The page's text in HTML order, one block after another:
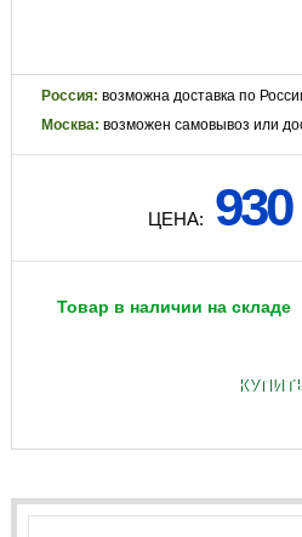
Россия: возможна доставка по
Москва: возможен самовывоз или
ЦЕНА:
Товар в наличии на складе